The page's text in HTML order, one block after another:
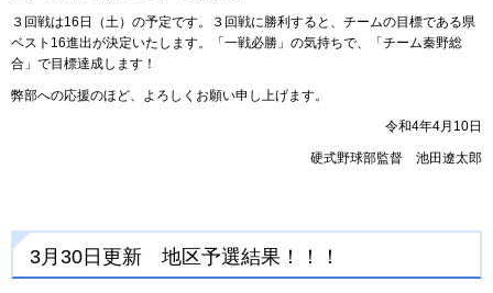
３回戦は16日（土）の予定です。３回戦に勝利すると、チームの目標である県
ベスト16進出が決定いたします。「一戦必勝」の気持ちで、「チーム秦野総
合」で目標達成します！
弊部への応援のほど、よろしくお願い申し上げます。
令和4年4月10日
硬式野球部監督 池田遼太郎
3月30日更新 地区予選結果！！！